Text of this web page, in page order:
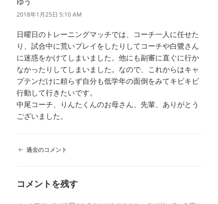
ビ
ゲ
シ
ョ
ン
り:
2018年1月25日 5:10 AM
日曜日のトレーニングマッチでは、コーチ一人に任せた
り、試合中に荒いプレイをしたりしてコーチや白鷺さん
に迷惑をかけてしまいました。他にも副審に直ぐに行か
なかったりしてしまいました。なので、これからはキャ
プテンだけに頼らず自分も低学年の面倒をみてキビキビ
行動して行きたいです。
中尾コーチ、りんたくんのお母さん、先輩、ありがとう
ございました。
コ
ナ
ゲ
過去のコメント
コメントを残す